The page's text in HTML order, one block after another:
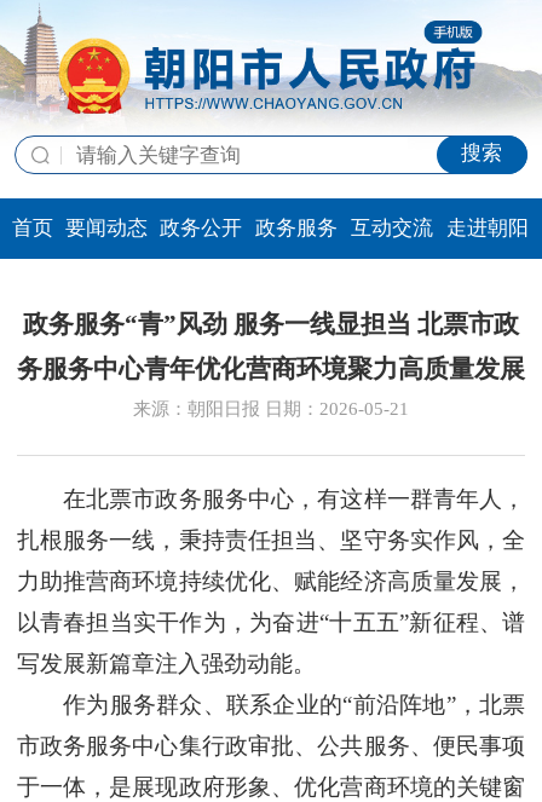
搜索
首页 要闻动态 政务公开 政务服务 互动交流 走进朝阳
政务服务“青”风劲 服务一线显担当 北票市政
务服务中心青年优化营商环境聚力高质量发展
来源：朝阳日报 日期：2026-05-21
在北票市政务服务中心，有这样一群青年人，
扎根服务一线，秉持责任担当、坚守务实作风，全
力助推营商环境持续优化、赋能经济高质量发展，
以青春担当实干作为，为奋进“十五五”新征程、谱
写发展新篇章注入强劲动能。
作为服务群众、联系企业的“前沿阵地”，北票
市政务服务中心集行政审批、公共服务、便民事项
于一体，是展现政府形象、优化营商环境的关键窗